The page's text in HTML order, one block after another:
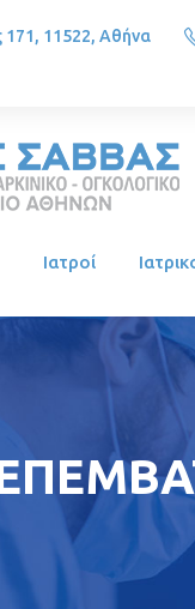
11522, Αθήνα
Ιατροί